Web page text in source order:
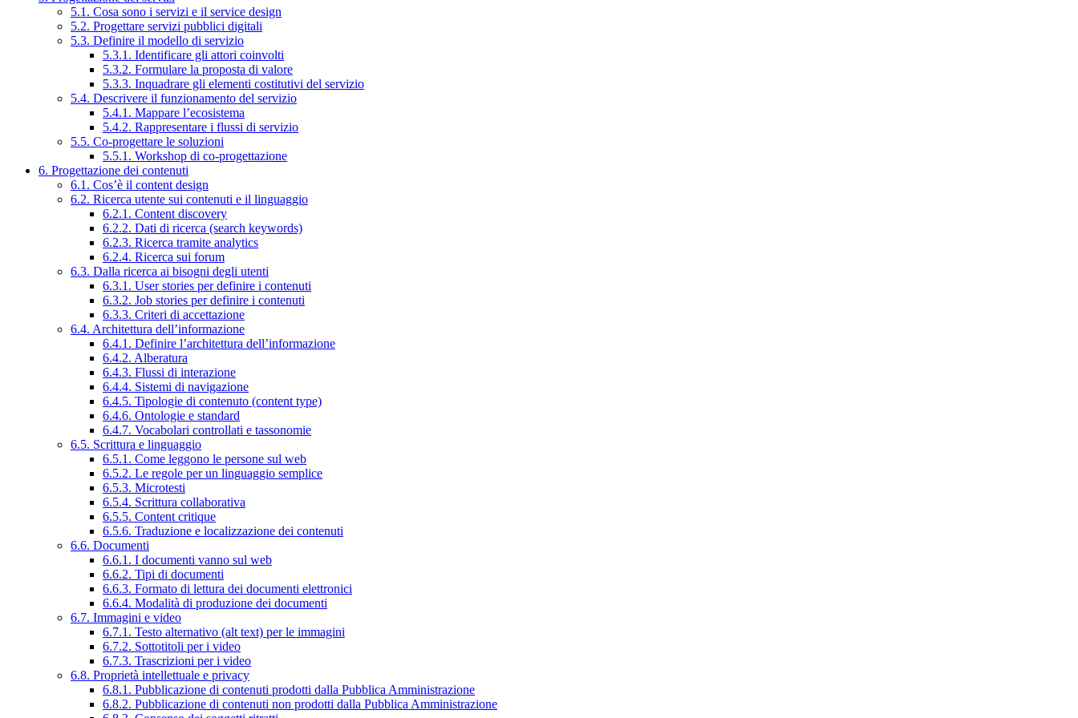
5.1. Cosa sono i servizi e il service design
5.2. Progettare servizi pubblici digitali
5.3. Definire il modello di servizio
5.3.1. Identificare gli attori coinvolti
5.3.2. Formulare la proposta di valore
5.3.3. Inquadrare gli elementi costitutivi del servizio
5.4. Descrivere il funzionamento del servizio
5.4.1. Mappare l’ecosistema
5.4.2. Rappresentare i flussi di servizio
5.5. Co-progettare le soluzioni
5.5.1. Workshop di co-progettazione
6. Progettazione dei contenuti
6.1. Cos’è il content design
6.2. Ricerca utente sui contenuti e il linguaggio
6.2.1. Content discovery
6.2.2. Dati di ricerca (search keywords)
6.2.3. Ricerca tramite analytics
6.2.4. Ricerca sui forum
6.3. Dalla ricerca ai bisogni degli utenti
6.3.1. User stories per definire i contenuti
6.3.2. Job stories per definire i contenuti
6.3.3. Criteri di accettazione
6.4. Architettura dell’informazione
6.4.1. Definire l’architettura dell’informazione
6.4.2. Alberatura
6.4.3. Flussi di interazione
6.4.4. Sistemi di navigazione
6.4.5. Tipologie di contenuto (content type)
6.4.6. Ontologie e standard
6.4.7. Vocabolari controllati e tassonomie
6.5. Scrittura e linguaggio
6.5.1. Come leggono le persone sul web
6.5.2. Le regole per un linguaggio semplice
6.5.3. Microtesti
6.5.4. Scrittura collaborativa
6.5.5. Content critique
6.5.6. Traduzione e localizzazione dei contenuti
6.6. Documenti
6.6.1. I documenti vanno sul web
6.6.2. Tipi di documenti
6.6.3. Formato di lettura dei documenti elettronici
6.6.4. Modalità di produzione dei documenti
6.7. Immagini e video
6.7.1. Testo alternativo (alt text) per le immagini
6.7.2. Sottotitoli per i video
6.7.3. Trascrizioni per i video
6.8. Proprietà intellettuale e privacy
6.8.1. Pubblicazione di contenuti prodotti dalla Pubblica Amministrazione
6.8.2. Pubblicazione di contenuti non prodotti dalla Pubblica Amministrazione